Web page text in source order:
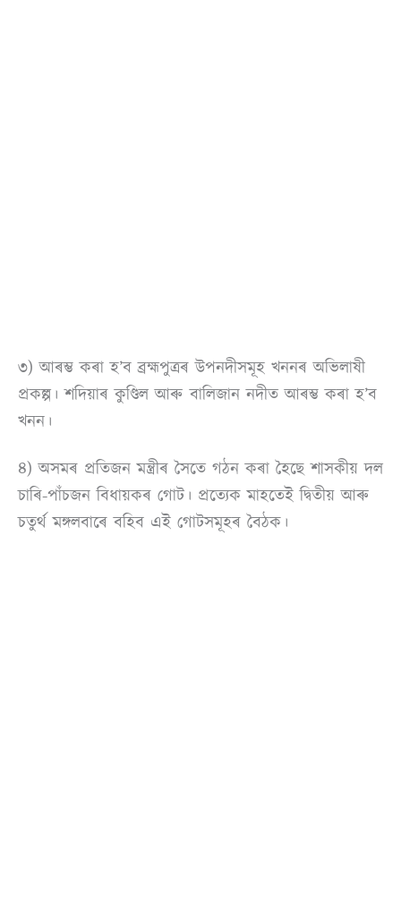
৩) আৰম্ভ কৰা হ’ব ব্ৰহ্মপুত্ৰৰ উপনদীসমূহ খননৰ অভিলাষী
প্ৰকল্প। শদিয়াৰ কুণ্ডিল আৰু বালিজান নদীত আৰম্ভ কৰা হ’ব
খনন।
৪) অসমৰ প্ৰতিজন মন্ত্ৰীৰ সৈতে গঠন কৰা হৈছে শাসকীয় দল
চাৰি-পাঁচজন বিধায়কৰ গোট। প্ৰত্যেক মাহতেই দ্বিতীয় আৰু
চতুৰ্থ মঙ্গলবাৰে বহিব এই গোটসমূহৰ বৈঠক।